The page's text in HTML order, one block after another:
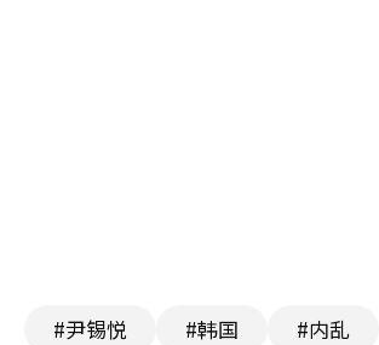
#尹锡悦 #韩国 #内乱